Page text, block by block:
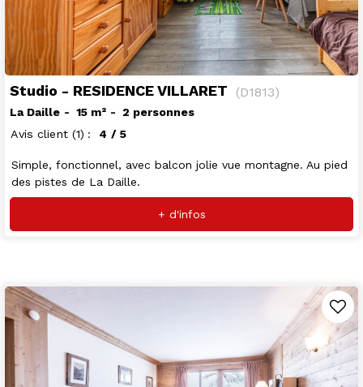
Studio - RESIDENCE VILLARET (D1813)
La Daille 15 m²
2 personnes
Avis client (1) 4 / 5
Simple, fonctionnel, avec balcon jolie vue montagne. Au pied
des pistes de La Daille.
+ d'infos